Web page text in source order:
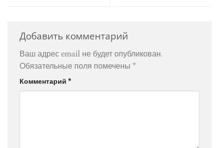
Добавить комментарий
Ваш адрес email не будет опубликован.
Обязательные поля помечены *
Комментарий *